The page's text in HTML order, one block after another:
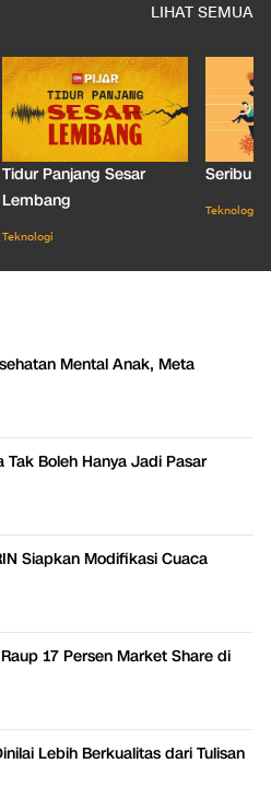
LIHAT SEMUA
Tidur Panjang Sesar
Lembang
Teknologi
Seribu
Teknologi
Mental Anak, Meta
Boleh Hanya Jadi Pasar
Siapkan Modifikasi Cuaca
17 Persen Market Share di
Lebih Berkualitas dari Tulisan